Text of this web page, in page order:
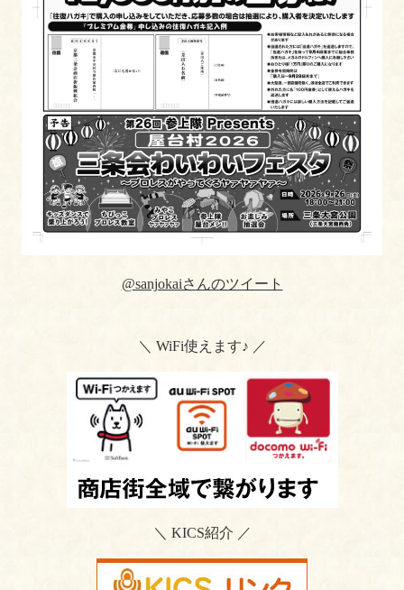
@sanjokaiさんのツイート
＼ WiFi使えます♪ ／
＼ KICS紹介 ／